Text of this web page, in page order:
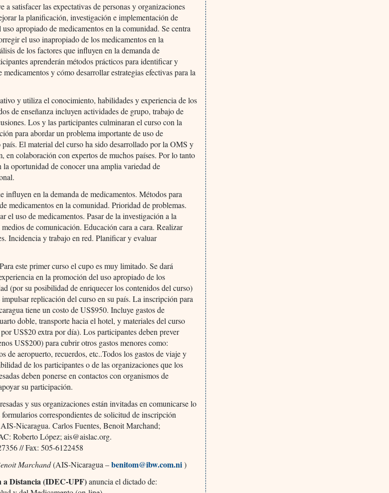
a satisfacer las expectativas de personas y organizaciones
la planificación, investigación e implementación de
apropiado de medicamentos en la comunidad. Se centra
el uso inapropiado de los medicamentos en la
de los factores que influyen en la demanda de
aprenderán métodos prácticos para identificar y
y cómo desarrollar estrategias efectivas para la
y utiliza el conocimiento, habilidades y experiencia de los
de enseñanza incluyen actividades de grupo, trabajo de
Los y las participantes culminaran el curso con la
para abordar un problema importante de uso de
país. El material del curso ha sido desarrollado por la OMS y
en colaboración con expertos de muchos países. Por lo tanto
la oportunidad de conocer una amplia variedad de
influyen en la demanda de medicamentos. Métodos para
medicamentos en la comunidad. Prioridad de problemas.
el uso de medicamentos. Pasar de la investigación a la
de comunicación. Educación cara a cara. Realizar
Incidencia y trabajo en red. Planificar y evaluar
Para este primer curso el cupo es muy limitado. Se dará
en la promoción del uso apropiado de los
(por su posibilidad de enriquecer los contenidos del curso)
replicación del curso en su país. La inscripción para
tiene un costo de US$950. Incluye gastos de
doble, transporte hacia el hotel, y materiales del curso
US$20 extra por día). Los participantes deben prever
US$200) para cubrir otros gastos menores como:
de aeropuerto, recuerdos, etc..Todos los gastos de viaje y
de los participantes o de las organizaciones que los
deben ponerse en contactos con organismos de
su participación.
y sus organizaciones están invitadas en comunicarse lo
correspondientes de solicitud de inscripción
Nicaragua. Carlos Fuentes, Benoit Marchand;
Roberto López; ais@aislac.org.
// Fax: 505-6122458
Marchand(AIS-Nicaragua –benitom@ibw.com.ni)
a Distancia (IDEC-UPF)anuncia el dictado de: